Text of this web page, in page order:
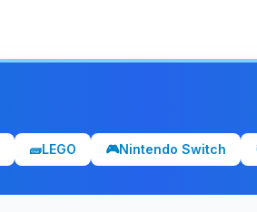
🧱LEGO 🎮Nintendo Switch